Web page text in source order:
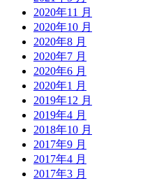
2020年11 月
2020年10 月
2020年8 月
2020年7 月
2020年6 月
2020年1 月
2019年12 月
2019年4 月
2018年10 月
2017年9 月
2017年4 月
2017年3 月